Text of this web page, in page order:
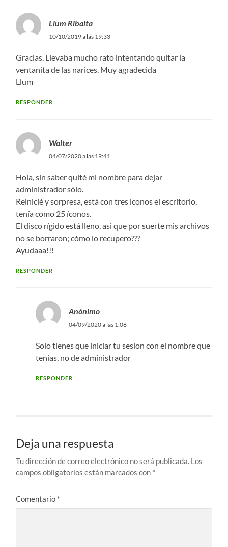
Llum Ribalta
10/10/2019 a las 19:33
Gracias. Llevaba mucho rato intentando quitar la
ventanita de las narices. Muy agradecida
Llum
RESPONDER
Walter
04/07/2020 a las 19:41
Hola, sin saber quité mi nombre para dejar
administrador sólo.
Reinicié y sorpresa, está con tres iconos el escritorio,
tenía como 25 íconos.
El disco rígido está lleno, asi que por suerte mis archivos
no se borraron; cómo lo recupero???
Ayudaaa!!!
RESPONDER
Anónimo
04/09/2020 a las 1:08
Solo tienes que iniciar tu sesion con el nombre que
tenias, no de administrador
RESPONDER
Deja una respuesta
Tu dirección de correo electrónico no será publicada. Los
campos obligatorios están marcados con *
Comentario *